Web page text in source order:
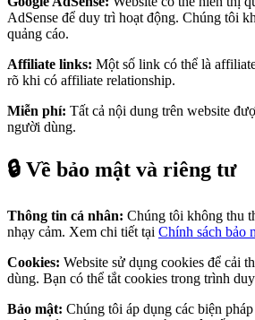
AdSense để duy trì hoạt động. Chúng tôi
quảng cáo.
Affiliate links: Một số link có thể là
rõ khi có affiliate relationship.
Miễn phí: Tất cả nội dung trên website
người dùng.
🔒 Về bảo mật và riêng tư
Thông tin cá nhân: Chúng tôi không thu
nhạy cảm. Xem chi tiết tại Chính sách bảo
Cookies: Website sử dụng cookies để cải
dùng. Bạn có thể tắt cookies trong trình
Bảo mật: Chúng tôi áp dụng các biện